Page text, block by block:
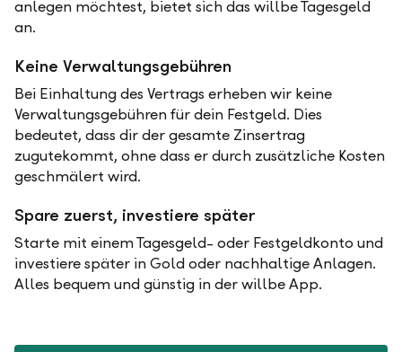
anlegen möchtest, bietet sich das willbe Tagesgeld
an.
Keine Verwaltungsgebühren
Bei Einhaltung des Vertrags erheben wir keine
Verwaltungsgebühren für dein Festgeld. Dies
bedeutet, dass dir der gesamte Zinsertrag
zugutekommt, ohne dass er durch zusätzliche Kosten
geschmälert wird.
Spare zuerst, investiere später
Starte mit einem Tagesgeld- oder Festgeldkonto und
investiere später in Gold oder nachhaltige Anlagen.
Alles bequem und günstig in der willbe App.